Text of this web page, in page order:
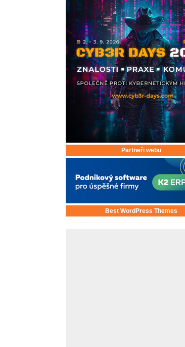
Partneři webu
Best WordPress Themes